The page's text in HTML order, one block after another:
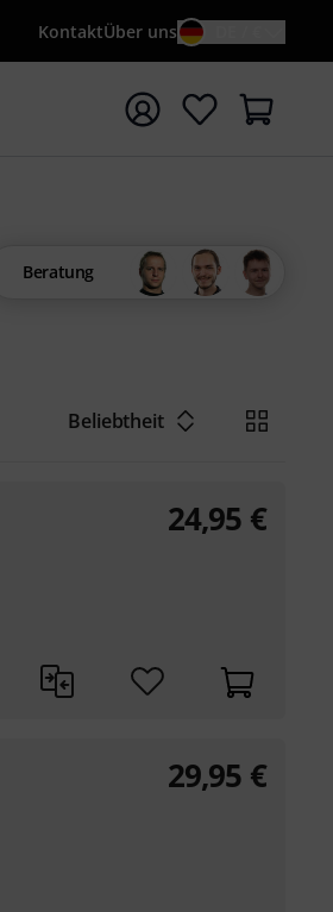
KontaktÜber uns
starten
Beratung
Beliebtheit
24,95 €
29,95 €